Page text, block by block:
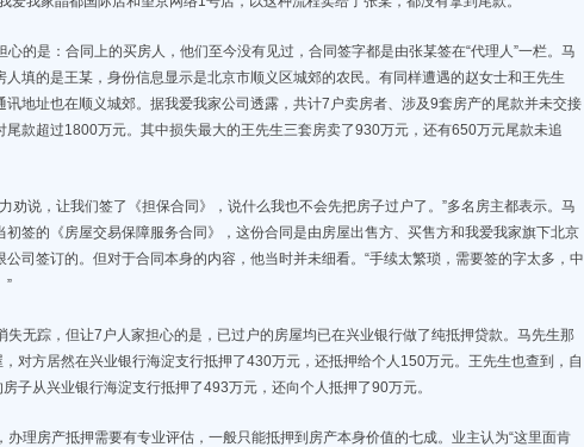
心的是：合同上的买房人，他们至今没有见过，合同签字都是由张某签在“代理人”一栏。马
人填的是王某，身份信息显示是北京市顺义区城郊的农民。有同样遭遇的赵女士和王先生
讯地址也在顺义城郊。据我爱我家公司透露，共计7户卖房者、涉及9套房产的尾款并未交接
尾款超过1800万元。其中损失最大的王先生三套房卖了930万元，还有650万元尾款未追
劝说，让我们签了《担保合同》，说什么我也不会先把房子过户了。”多名房主都表示。马
初签的《房屋交易保障服务合同》，这份合同是由房屋出售方、买售方和我爱我家旗下北京
公司签订的。但对于合同本身的内容，他当时并未细看。“手续太繁琐，需要签的字太多，中
”
失无踪，但让7户人家担心的是，已过户的房屋均已在兴业银行做了纯抵押贷款。马先生那
对方居然在兴业银行海淀支行抵押了430万元，还抵押给个人150万元。王先生也查到，自
子从兴业银行海淀支行抵押了493万元，还向个人抵押了90万元。
办理房产抵押需要有专业评估，一般只能抵押到房产本身价值的七成。业主认为“这里面肯